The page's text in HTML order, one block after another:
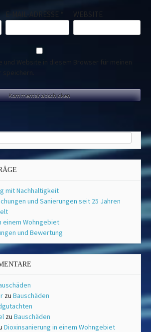
E-MAIL-ADRESSE * WEBSITE
und Website in diesem Browser für meinen
speichern.
mit Nachhaltigkeit
und Sanierungen seit 25 Jahren
einem Wohngebiet
und Bewertung
zu Bauschäden
zu Bauschäden
Dioxinsanierung in einem Wohngebiet